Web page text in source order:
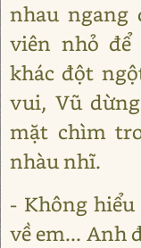
nhau ngang
viên nhỏ để
khác đột
vui, Vũ
mặt chìm
nhàu nhĩ.
- Không
về em... Anh